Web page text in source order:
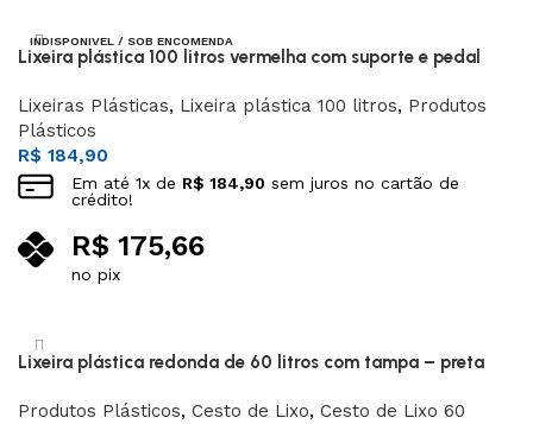
INDISPONIVEL / SOB ENCOMENDA
Lixeira plástica 100 litros vermelha com suporte e pedal
Lixeiras Plásticas, Lixeira plástica 100 litros, Produtos
Plásticos
R$ 184,90
Em até 1x de R$ 184,90 sem juros no cartão de
crédito!
R$ 175,66
no pix
Lixeira plástica redonda de 60 litros com tampa – preta
Produtos Plásticos, Cesto de Lixo, Cesto de Lixo 60